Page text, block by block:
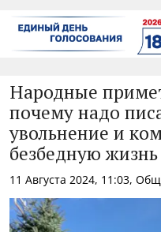
Народные
почему надо
увольнение и
безбедную жизнь
11 Августа 2024, 11:03,